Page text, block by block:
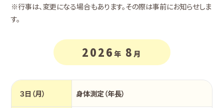
※行事は、変更になる場合もあります。その際は事前にお知らせしま
す。
2026年 8 月
３日（月） 身体測定（年長）